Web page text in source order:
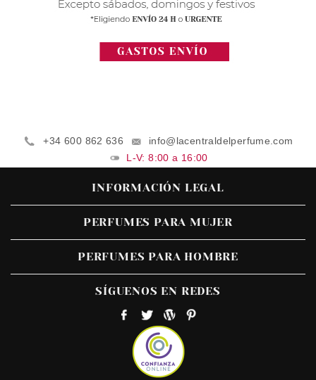
+34 600 862 636
info@lacentraldelperfume.com
L-V: 8:00 a 16:00
INFORMACIÓN LEGAL
PERFUMES PARA MUJER
PERFUMES PARA HOMBRE
SÍGUENOS EN REDES